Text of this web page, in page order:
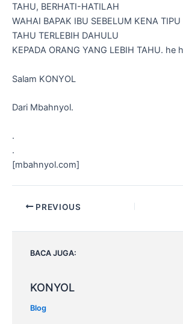
TAHU, BERHATI-HATILAH
WAHAI BAPAK IBU SEBELUM KENA
TAHU TERLEBIH DAHULU
KEPADA ORANG YANG LEBIH TAHU. he
Salam KONYOL
Dari Mbahnyol.
.
.
[mbahnyol.com]
Post PREVIOUS
BACA JUGA:
KONYOL
Blog